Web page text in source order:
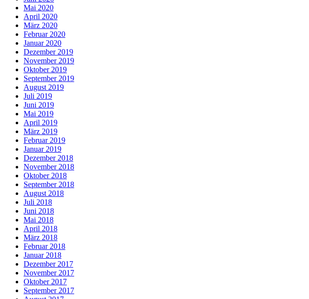
Mai 2020
April 2020
März 2020
Februar 2020
Januar 2020
Dezember 2019
November 2019
Oktober 2019
September 2019
August 2019
Juli 2019
Juni 2019
Mai 2019
April 2019
März 2019
Februar 2019
Januar 2019
Dezember 2018
November 2018
Oktober 2018
September 2018
August 2018
Juli 2018
Juni 2018
Mai 2018
April 2018
März 2018
Februar 2018
Januar 2018
Dezember 2017
November 2017
Oktober 2017
September 2017